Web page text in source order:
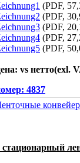
(PDF,
(PDF,
(PDF,
(PDF,
(PDF,
vs нетто(exl.
4837
стационарный